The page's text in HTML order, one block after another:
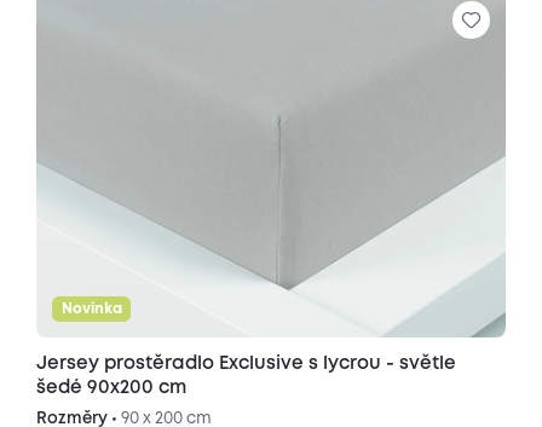
Novinka
Jersey prostěradlo Exclusive s lycrou - světle
šedé 90x200 cm
Rozměry • 90 x 200 cm